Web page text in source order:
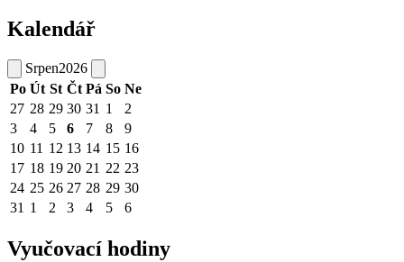
Kalendář
Srpen2026
Po Út St Čt Pá So Ne
27 28 29 30 31 1
2
3
4 5 6 7 8
9
10 11 12 13 14 15 16
17 18 19 20 21 22 23
24 25 26 27 28 29 30
31 1 2 3 4 5 6
Vyučovací hodiny